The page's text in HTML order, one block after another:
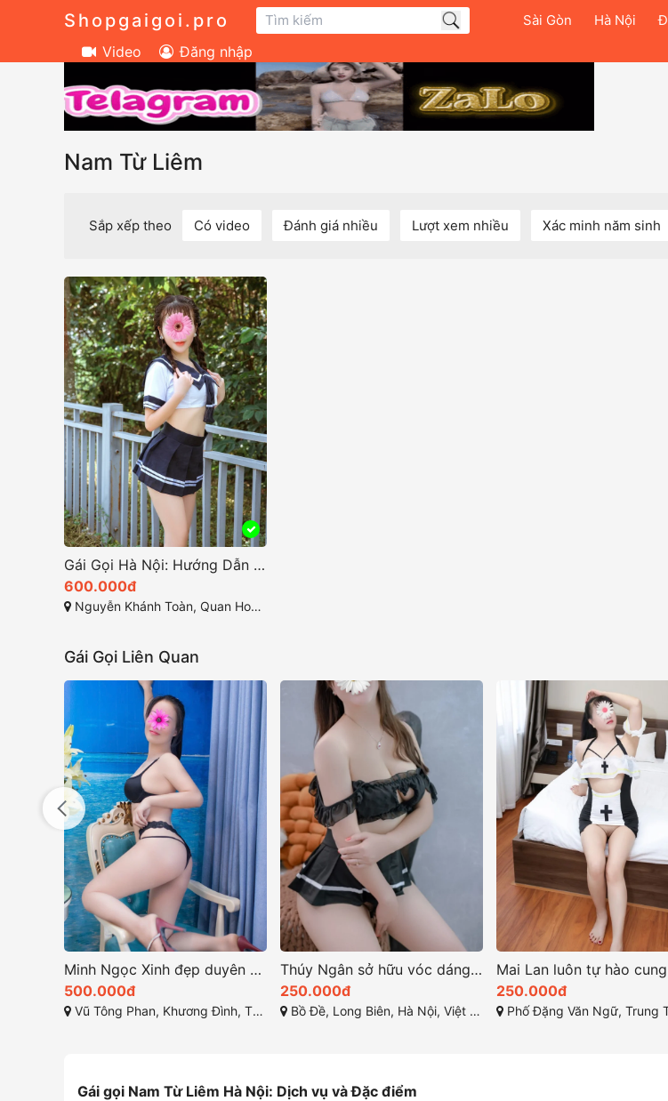
Shopgaigoi.pro Sài Gòn Hà Nội
Video Đăng nhập
Nam Từ Liêm
Sắp xếp theo Có video Đánh giá nhiều Lượt xem nhiều Xác minh năm sinh
Gái Gọi Hà Nội: Hướng Dẫn Để Tìm Kiếm Dịch Vụ Gải Trí Tại Thủ Đô
600.000đ
Nguyễn Khánh Toàn, Quan Hoa, Cầu Giấy, TP Hà Nội
Gái Gọi Liên Quan
Minh Ngọc Xinh đẹp duyên dáng vui vẻ nhiệt tình
500.000đ
Vũ Tông Phan, Khương Đình, Thanh Xuân, Hà Nội
Thúy Ngân sở hữu vóc dáng đầy đặn khó cưỡng lại
250.000đ
Bồ Đề, Long Biên, Hà Nội, Việt Nam
250.000đ
Phố Đặng Văn Ngữ, Trung Tự, Đống Đa,
Gái gọi Nam Từ Liêm Hà Nội: Dịch vụ và Đặc điểm